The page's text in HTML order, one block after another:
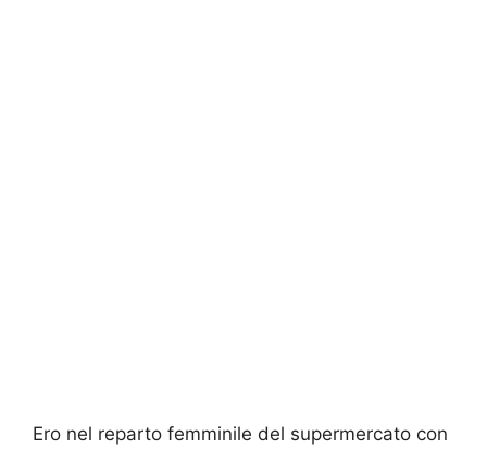
Ero nel reparto femminile del supermercato con